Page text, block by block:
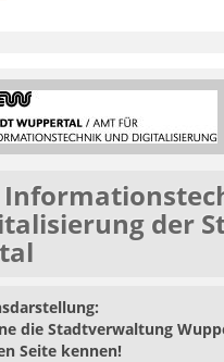
der
die Stadtverwaltung
Seite kennen!